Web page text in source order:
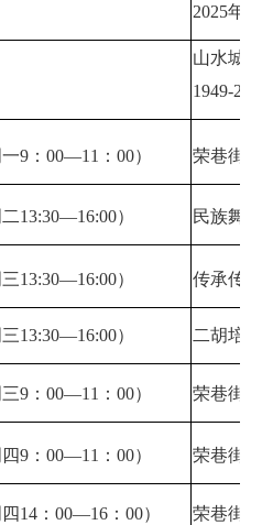
2025年
山水城
1949-
9：00—11：00） 荣巷街
13:30—16:00） 民族舞
13:30—16:00） 传承传
13:30—16:00） 二胡培
9：00—11：00） 荣巷街
9：00—11：00） 荣巷街
14：00—16：00） 荣巷街